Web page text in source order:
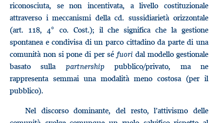
riconosciuta, se non incentivata, a livello costituzionale
attraverso i meccanismi della cd. sussidiarietà orizzontale
(art. 118, 4° co. Cost.); il che significa che la gestione
spontanea e condivisa di un parco cittadino da parte di una
comunità non si pone di per sé fuoridal modello gestionale
basato sulla partnership pubblico/privato, ma ne
rappresenta semmai una modalità meno costosa (per il
pubblico).
Nel discorso dominante, del resto, l’attivismo delle